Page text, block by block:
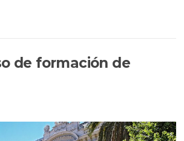
de formación de